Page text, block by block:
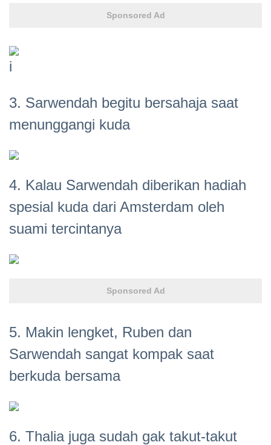
Sponsored Ad
i
3. Sarwendah begitu bersahaja saat
menunggangi kuda
4. Kalau Sarwendah diberikan hadiah
spesial kuda dari Amsterdam oleh
suami tercintanya
Sponsored Ad
5. Makin lengket, Ruben dan
Sarwendah sangat kompak saat
berkuda bersama
6. Thalia juga sudah gak takut-takut